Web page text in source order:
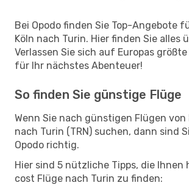
Bei Opodo finden Sie Top-Angebote
Köln nach Turin. Hier finden Sie alles
Verlassen Sie sich auf Europas
für Ihr nächstes Abenteuer!
So finden Sie günstige Flüge
Wenn Sie nach günstigen Flügen von
nach Turin (TRN) suchen, dann sind
Opodo richtig.
Hier sind 5 nützliche Tipps, die Ihnen
cost Flüge nach Turin zu finden: